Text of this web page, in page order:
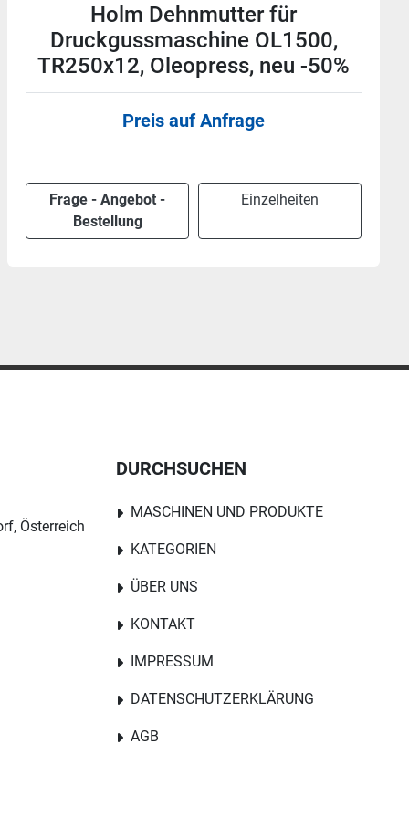
Verstellmutter für
Druckgussmaschine OL1500,
TR250x12 Oleopress, neu -50%
Preis auf Anfrage
Frage - Angebot -
Bestellung
Einzelheiten
Österreich
DURCHSUCHEN
MASCHINEN UND PRODUKTE
KATEGORIEN
ÜBER UNS
KONTAKT
IMPRESSUM
DATENSCHUTZERKLÄRUNG
AGB